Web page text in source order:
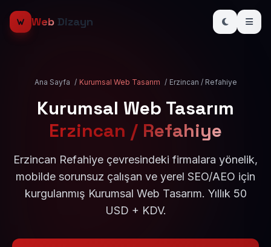
Web Dizayn
Ana Sayfa / Kurumsal Web Tasarım / Erzincan / Refahiye
Kurumsal Web Tasarım
Erzincan / Refahiye
Erzincan Refahiye çevresindeki firmalara yönelik,
mobilde sorunsuz çalışan ve yerel SEO/AEO için
kurgulanmış Kurumsal Web Tasarım. Yıllık 50
USD + KDV.